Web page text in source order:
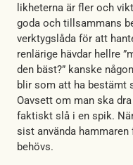
likheterna är fler och
goda och tillsammans
verktygslåda för att
renlärige hävdar hellre
den bäst?” kanske
blir som att ha bestämt
Oavsett om man ska
faktiskt slå i en spik.
sist använda
behövs.